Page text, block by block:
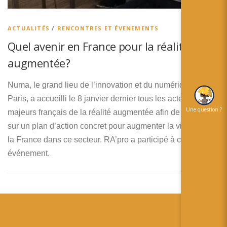
Español
ACTUALITÉS / RENCONTRES ET ÉVENEMENTS
Quel avenir en France pour la réalité
augmentée?
Numa, le grand lieu de l’innovation et du numérique à
Paris, a accueilli le 8 janvier dernier tous les acteurs
majeurs français de la réalité augmentée afin de travailler
sur un plan d’action concret pour augmenter la visibilité de
la France dans ce secteur. RA’pro a participé à cet
événement.
Une question ?